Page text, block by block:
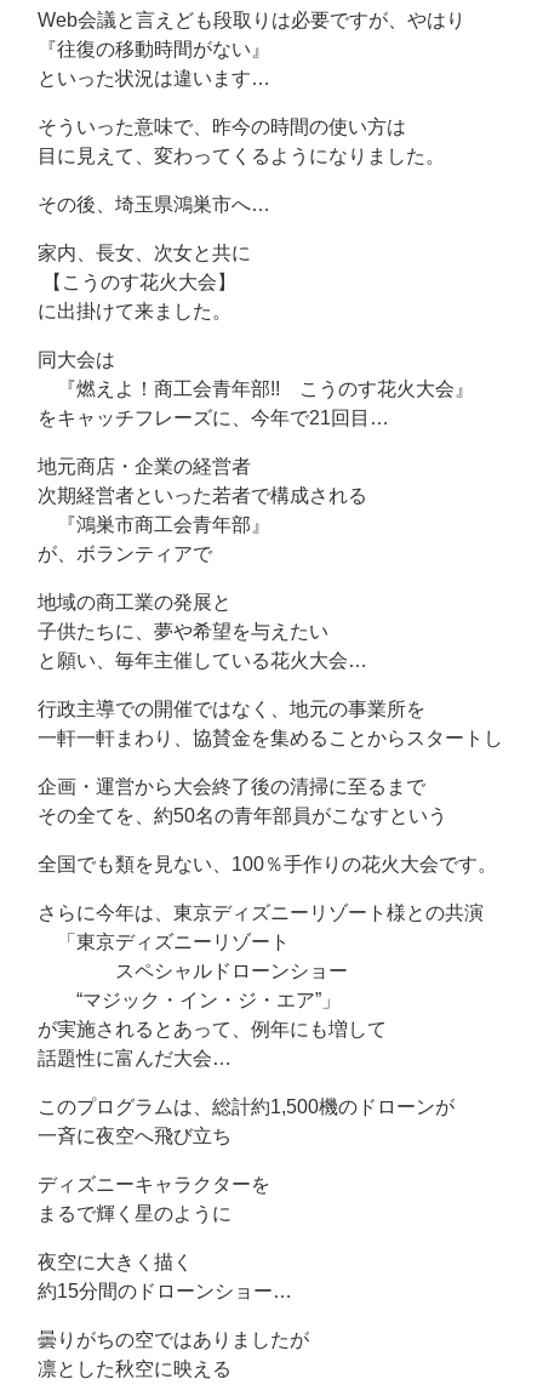
Web会議と言えども段取りは必要ですが、やはり
『往復の移動時間がない』
といった状況は違います…
そういった意味で、昨今の時間の使い方は
目に見えて、変わってくるようになりました。
その後、埼玉県鴻巣市へ…
家内、長女、次女と共に
【こうのす花火大会】
に出掛けて来ました。
同大会は
『燃えよ！商工会青年部!! こうのす花火大会』
をキャッチフレーズに、今年で21回目…
地元商店・企業の経営者
次期経営者といった若者で構成される
『鴻巣市商工会青年部』
が、ボランティアで
地域の商工業の発展と
子供たちに、夢や希望を与えたい
と願い、毎年主催している花火大会…
行政主導での開催ではなく、地元の事業所を
一軒一軒まわり、協賛金を集めることからスタートし
企画・運営から大会終了後の清掃に至るまで
その全てを、約50名の青年部員がこなすという
全国でも類を見ない、100％手作りの花火大会です。
さらに今年は、東京ディズニーリゾート様との共演
「東京ディズニーリゾート
スペシャルドローンショー
“マジック・イン・ジ・エア”」
が実施されるとあって、例年にも増して
話題性に富んだ大会…
このプログラムは、総計約1,500機のドローンが
一斉に夜空へ飛び立ち
ディズニーキャラクターを
まるで輝く星のように
夜空に大きく描く
約15分間のドローンショー…
曇りがちの空ではありましたが
凛とした秋空に映える